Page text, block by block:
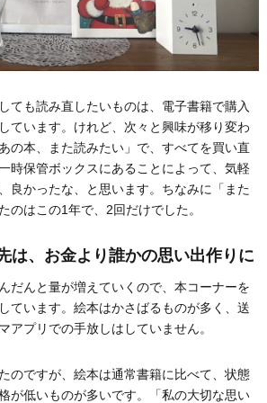
ても読み直したいものは、電子書籍で購入
ています。けれど、次々と興味が移り変わ
の本、また読みたい」で、すべてを買い直
時保管ボックスにあることによって、気軽
良かったな、と思います。ちなみに「また
のはこの1年で、2回だけでした。
は、お金より誰かの思い出作りに
だんと量が増えていくので、本コーナーを
ています。絵本はかさばるものが多く、送
アプリでの手放しはしていません。
のですが、絵本は通常書籍に比べて、状態
が低いものが多いです。「私の大切な思い